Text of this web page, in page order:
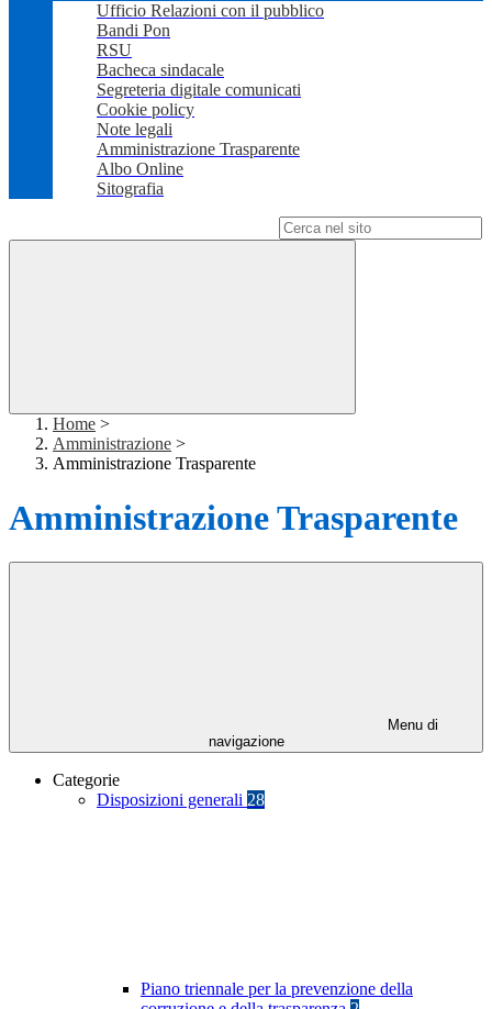
Ufficio Relazioni con il pubblico
Bandi Pon
RSU
Bacheca sindacale
Segreteria digitale comunicati
Cookie policy
Note legali
Amministrazione Trasparente
Albo Online
Sitografia
Home >
Amministrazione >
Amministrazione Trasparente
Amministrazione Trasparente
Menu di
navigazione
Categorie
Disposizioni generali 28
Piano triennale per la prevenzione della